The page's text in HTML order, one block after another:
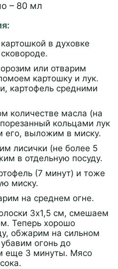
– 80 мл
в духовке
или отварим
картошку и лук.
картофель средними
количестве масла (на
кольцами лук
его, выложим в миску.
лисички (не более 5
в отдельную посуду.
(7 минут) и тоже
миску.
на среднем огне.
3х1,5 см, смешаем
Теперь хорошо
обжарим на сильном
огонь до
еще 3 минуты. Мясо